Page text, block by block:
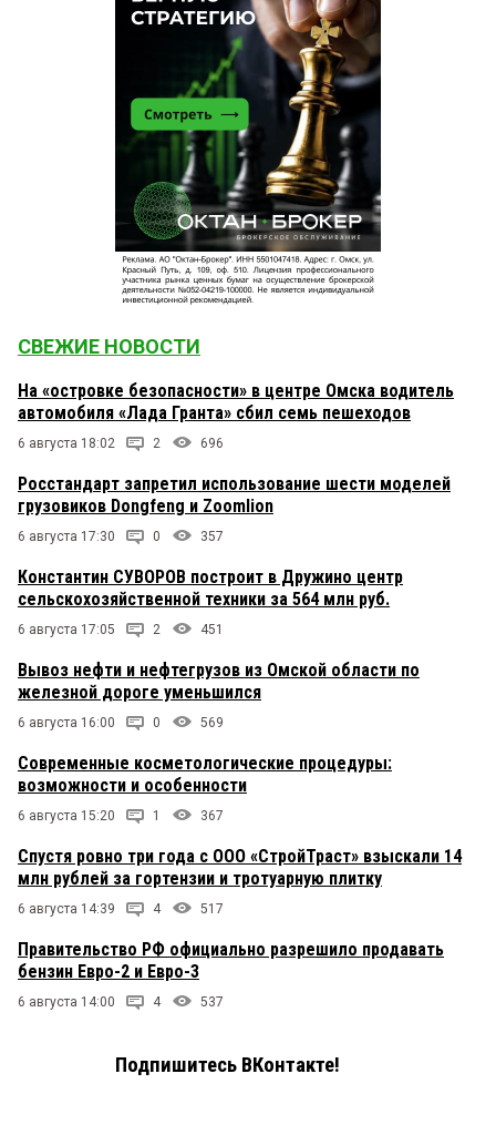
СВЕЖИЕ НОВОСТИ
На «островке безопасности» в центре Омска водитель
автомобиля «Лада Гранта» сбил семь пешеходов
6 августа 18:02 2 696
Росстандарт запретил использование шести моделей
грузовиков Dongfeng и Zoomlion
6 августа 17:30 0 357
Константин СУВОРОВ построит в Дружино центр
сельскохозяйственной техники за 564 млн руб.
6 августа 17:05 2 451
Вывоз нефти и нефтегрузов из Омской области по
железной дороге уменьшился
6 августа 16:00 0 569
Современные косметологические процедуры:
возможности и особенности
6 августа 15:20 1 367
Спустя ровно три года с ООО «СтройТраст» взыскали 14
млн рублей за гортензии и тротуарную плитку
6 августа 14:39 4 517
Правительство РФ официально разрешило продавать
бензин Евро-2 и Евро-3
6 августа 14:00 4 537
Подпишитесь ВКонтакте!